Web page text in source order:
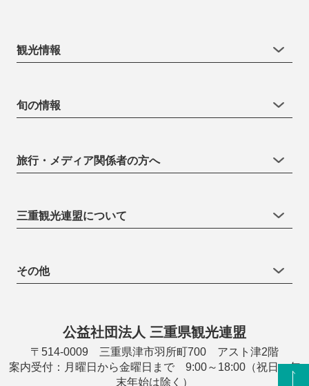
観光情報
旬の情報
旅行・メディア関係者の方へ
三重観光連盟について
その他
公益社団法人 三重県観光連盟
〒514-0009 三重県津市羽所町700 アスト津2階
案内受付：月曜日から金曜日まで 9:00～18:00（祝日・年
末年始は除く）